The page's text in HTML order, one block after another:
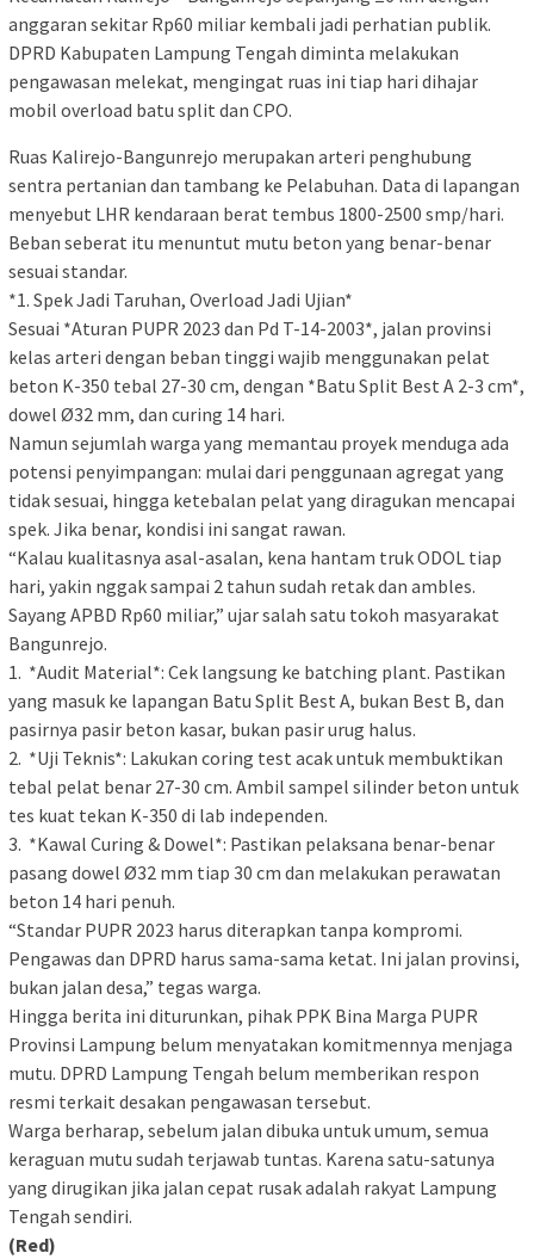
anggaran sekitar Rp60 miliar kembali jadi perhatian publik.
DPRD Kabupaten Lampung Tengah diminta melakukan
pengawasan melekat, mengingat ruas ini tiap hari dihajar
mobil overload batu split dan CPO.
Ruas Kalirejo-Bangunrejo merupakan arteri penghubung
sentra pertanian dan tambang ke Pelabuhan. Data di lapangan
menyebut LHR kendaraan berat tembus 1800-2500 smp/hari.
Beban seberat itu menuntut mutu beton yang benar-benar
sesuai standar.
*1. Spek Jadi Taruhan, Overload Jadi Ujian*
Sesuai *Aturan PUPR 2023 dan Pd T-14-2003*, jalan provinsi
kelas arteri dengan beban tinggi wajib menggunakan pelat
beton K-350 tebal 27-30 cm, dengan *Batu Split Best A 2-3 cm*,
dowel Ø32 mm, dan curing 14 hari.
Namun sejumlah warga yang memantau proyek menduga ada
potensi penyimpangan: mulai dari penggunaan agregat yang
tidak sesuai, hingga ketebalan pelat yang diragukan mencapai
spek. Jika benar, kondisi ini sangat rawan.
“Kalau kualitasnya asal-asalan, kena hantam truk ODOL tiap
hari, yakin nggak sampai 2 tahun sudah retak dan ambles.
Sayang APBD Rp60 miliar,” ujar salah satu tokoh masyarakat
Bangunrejo.
1. *Audit Material*: Cek langsung ke batching plant. Pastikan
yang masuk ke lapangan Batu Split Best A, bukan Best B, dan
pasirnya pasir beton kasar, bukan pasir urug halus.
2. *Uji Teknis*: Lakukan coring test acak untuk membuktikan
tebal pelat benar 27-30 cm. Ambil sampel silinder beton untuk
tes kuat tekan K-350 di lab independen.
3. *Kawal Curing & Dowel*: Pastikan pelaksana benar-benar
pasang dowel Ø32 mm tiap 30 cm dan melakukan perawatan
beton 14 hari penuh.
“Standar PUPR 2023 harus diterapkan tanpa kompromi.
Pengawas dan DPRD harus sama-sama ketat. Ini jalan provinsi,
bukan jalan desa,” tegas warga.
Hingga berita ini diturunkan, pihak PPK Bina Marga PUPR
Provinsi Lampung belum menyatakan komitmennya menjaga
mutu. DPRD Lampung Tengah belum memberikan respon
resmi terkait desakan pengawasan tersebut.
Warga berharap, sebelum jalan dibuka untuk umum, semua
keraguan mutu sudah terjawab tuntas. Karena satu-satunya
yang dirugikan jika jalan cepat rusak adalah rakyat Lampung
Tengah sendiri.
(Red)